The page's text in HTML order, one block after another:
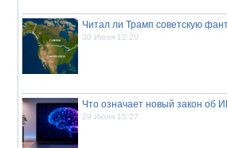
Читал ли Трамп советскую
30 Июля 12:20
Что означает новый закон об
29 Июля 15:27